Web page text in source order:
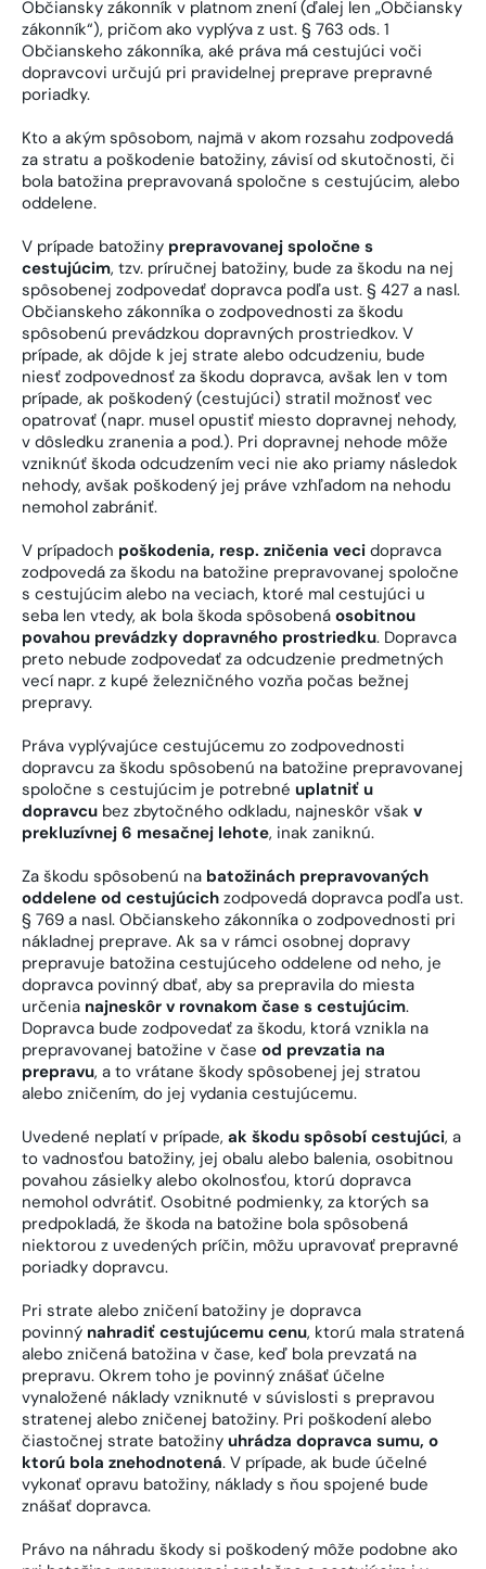
Občiansky zákonník v platnom znení (ďalej len „Občiansky
zákonník“), pričom ako vyplýva z ust. § 763 ods. 1
Občianskeho zákonníka, aké práva má cestujúci voči
dopravcovi určujú pri pravidelnej preprave prepravné
poriadky.
Kto a akým spôsobom, najmä v akom rozsahu zodpovedá
za stratu a poškodenie batožiny, závisí od skutočnosti, či
bola batožina prepravovaná spoločne s cestujúcim, alebo
oddelene.
V prípade batožiny prepravovanej spoločne s
cestujúcim, tzv. príručnej batožiny, bude za škodu na nej
spôsobenej zodpovedať dopravca podľa ust. § 427 a nasl.
Občianskeho zákonníka o zodpovednosti za škodu
spôsobenú prevádzkou dopravných prostriedkov. V
prípade, ak dôjde k jej strate alebo odcudzeniu, bude
niesť zodpovednosť za škodu dopravca, avšak len v tom
prípade, ak poškodený (cestujúci) stratil možnosť vec
opatrovať (napr. musel opustiť miesto dopravnej nehody,
v dôsledku zranenia a pod.). Pri dopravnej nehode môže
vzniknúť škoda odcudzením veci nie ako priamy následok
nehody, avšak poškodený jej práve vzhľadom na nehodu
nemohol zabrániť.
V prípadoch poškodenia, resp. zničenia veci dopravca
zodpovedá za škodu na batožine prepravovanej spoločne
s cestujúcim alebo na veciach, ktoré mal cestujúci u
seba len vtedy, ak bola škoda spôsobená osobitnou
povahou prevádzky dopravného prostriedku. Dopravca
preto nebude zodpovedať za odcudzenie predmetných
vecí napr. z kupé železničného vozňa počas bežnej
prepravy.
Práva vyplývajúce cestujúcemu zo zodpovednosti
dopravcu za škodu spôsobenú na batožine prepravovanej
spoločne s cestujúcim je potrebné uplatniť u
dopravcu bez zbytočného odkladu, najneskôr však v
prekluzívnej 6 mesačnej lehote, inak zaniknú.
Za škodu spôsobenú na batožinách prepravovaných
oddelene od cestujúcich zodpovedá dopravca podľa ust.
§ 769 a nasl. Občianskeho zákonníka o zodpovednosti pri
nákladnej preprave. Ak sa v rámci osobnej dopravy
prepravuje batožina cestujúceho oddelene od neho, je
dopravca povinný dbať, aby sa prepravila do miesta
určenia najneskôr v rovnakom čase s cestujúcim.
Dopravca bude zodpovedať za škodu, ktorá vznikla na
prepravovanej batožine v čase od prevzatia na
prepravu, a to vrátane škody spôsobenej jej stratou
alebo zničením, do jej vydania cestujúcemu.
Uvedené neplatí v prípade, ak škodu spôsobí cestujúci, a
to vadnosťou batožiny, jej obalu alebo balenia, osobitnou
povahou zásielky alebo okolnosťou, ktorú dopravca
nemohol odvrátiť. Osobitné podmienky, za ktorých sa
predpokladá, že škoda na batožine bola spôsobená
niektorou z uvedených príčin, môžu upravovať prepravné
poriadky dopravcu.
Pri strate alebo zničení batožiny je dopravca
povinný nahradiť cestujúcemu cenu, ktorú mala stratená
alebo zničená batožina v čase, keď bola prevzatá na
prepravu. Okrem toho je povinný znášať účelne
vynaložené náklady vzniknuté v súvislosti s prepravou
stratenej alebo zničenej batožiny. Pri poškodení alebo
čiastočnej strate batožiny uhrádza dopravca sumu, o
ktorú bola znehodnotená. V prípade, ak bude účelné
vykonať opravu batožiny, náklady s ňou spojené bude
znášať dopravca.
Právo na náhradu škody si poškodený môže podobne ako